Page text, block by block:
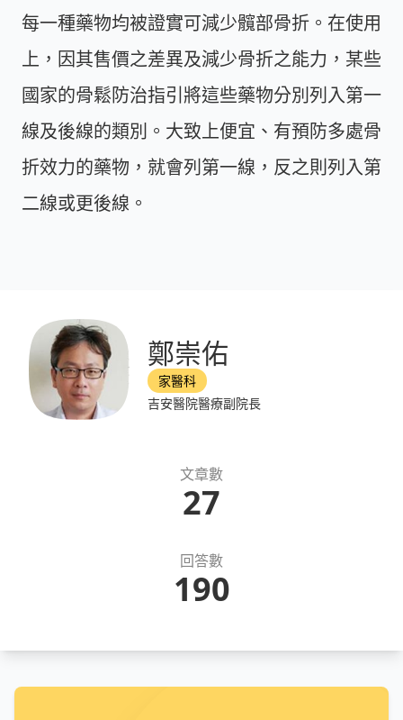
每一種藥物均被證實可減少髖部骨折。在使用
上，因其售價之差異及減少骨折之能力，某些
國家的骨鬆防治指引將這些藥物分別列入第一
線及後線的類別。大致上便宜、有預防多處骨
折效力的藥物，就會列第一線，反之則列入第
二線或更後線。
鄭崇佑
家醫科
吉安醫院醫療副院長
文章數
27
回答數
190